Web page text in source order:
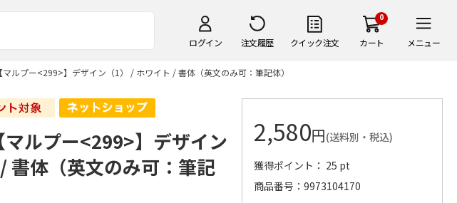
ログイン 注文履歴 クイック注文
0
カート メニュー
マルプー<299>】デザイン（1） / ホワイト / 書体（英文のみ可：筆記体）
ルプー<299>】デザイン
書体（英文のみ可：筆記
2,580円(送料別・税込)
獲得ポイント： 25 pt
商品番号
9973104170